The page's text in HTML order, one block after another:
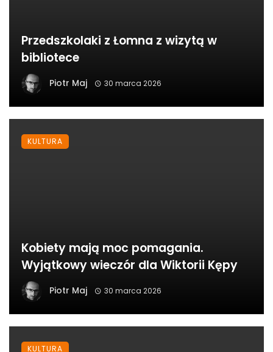
Przedszkolaki z Łomna z wizytą w
bibliotece
Piotr Maj 30 marca 2026
Kobiety mają moc pomagania.
Wyjątkowy wieczór dla Wiktorii Kępy
Piotr Maj 30 marca 2026
KULTURA
KULTURA